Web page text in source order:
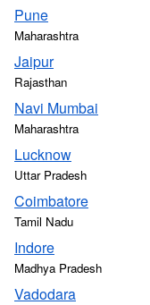
Pune
Maharashtra
Jaipur
Rajasthan
Navi Mumbai
Maharashtra
Lucknow
Uttar Pradesh
Coimbatore
Tamil Nadu
Indore
Madhya Pradesh
Vadodara